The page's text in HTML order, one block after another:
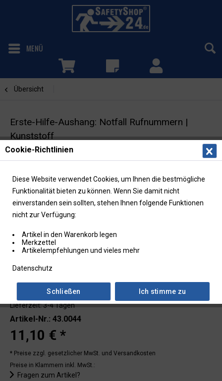
MENÜ
Übersicht
Erste-Hilfe-Aushang: Notfall Rufnummern |
Kunststoff
Lieferzeit: 3-4 Tagen
Artikel-Nr.: 43.0044
11,10 € *
* Preise zzgl. gesetzlicher MwSt. und Versandkosten
Preise in Klammern inkl. MwSt.:
Fragen zum Artikel?
Cookie-Richtlinien
Diese Website verwendet Cookies, um Ihnen die bestmögliche
Funktionalität bieten zu können. Wenn Sie damit nicht
einverstanden sein sollten, stehen Ihnen folgende Funktionen
nicht zur Verfügung:
Artikel in den Warenkorb legen
Merkzettel
Artikelempfehlungen und vieles mehr
Datenschutz
Ich stimme zu
Schließen